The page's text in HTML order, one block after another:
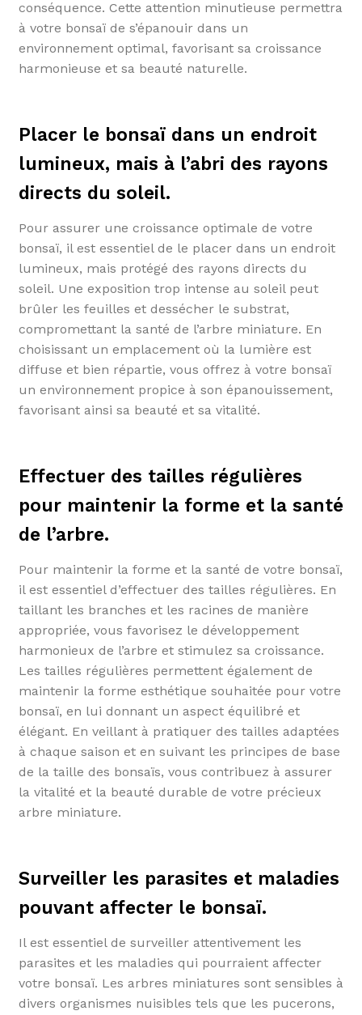
conséquence. Cette attention minutieuse permettra
à votre bonsaï de s’épanouir dans un
environnement optimal, favorisant sa croissance
harmonieuse et sa beauté naturelle.
Placer le bonsaï dans un endroit
lumineux, mais à l’abri des rayons
directs du soleil.
Pour assurer une croissance optimale de votre
bonsaï, il est essentiel de le placer dans un endroit
lumineux, mais protégé des rayons directs du
soleil. Une exposition trop intense au soleil peut
brûler les feuilles et dessécher le substrat,
compromettant la santé de l’arbre miniature. En
choisissant un emplacement où la lumière est
diffuse et bien répartie, vous offrez à votre bonsaï
un environnement propice à son épanouissement,
favorisant ainsi sa beauté et sa vitalité.
Effectuer des tailles régulières
pour maintenir la forme et la santé
de l’arbre.
Pour maintenir la forme et la santé de votre bonsaï,
il est essentiel d’effectuer des tailles régulières. En
taillant les branches et les racines de manière
appropriée, vous favorisez le développement
harmonieux de l’arbre et stimulez sa croissance.
Les tailles régulières permettent également de
maintenir la forme esthétique souhaitée pour votre
bonsaï, en lui donnant un aspect équilibré et
élégant. En veillant à pratiquer des tailles adaptées
à chaque saison et en suivant les principes de base
de la taille des bonsaïs, vous contribuez à assurer
la vitalité et la beauté durable de votre précieux
arbre miniature.
Surveiller les parasites et maladies
pouvant affecter le bonsaï.
Il est essentiel de surveiller attentivement les
parasites et les maladies qui pourraient affecter
votre bonsaï. Les arbres miniatures sont sensibles à
divers organismes nuisibles tels que les pucerons,